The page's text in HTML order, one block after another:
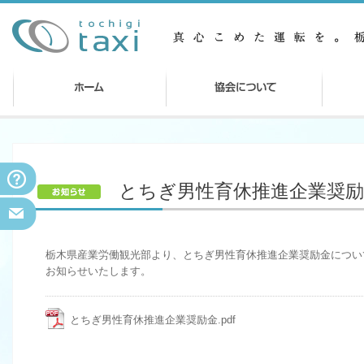
とちぎ男性育休推進企業奨
栃木県産業労働観光部より、とちぎ男性育休推進企業奨励金につ
お知らせいたします。
とちぎ男性育休推進企業奨励金.pdf